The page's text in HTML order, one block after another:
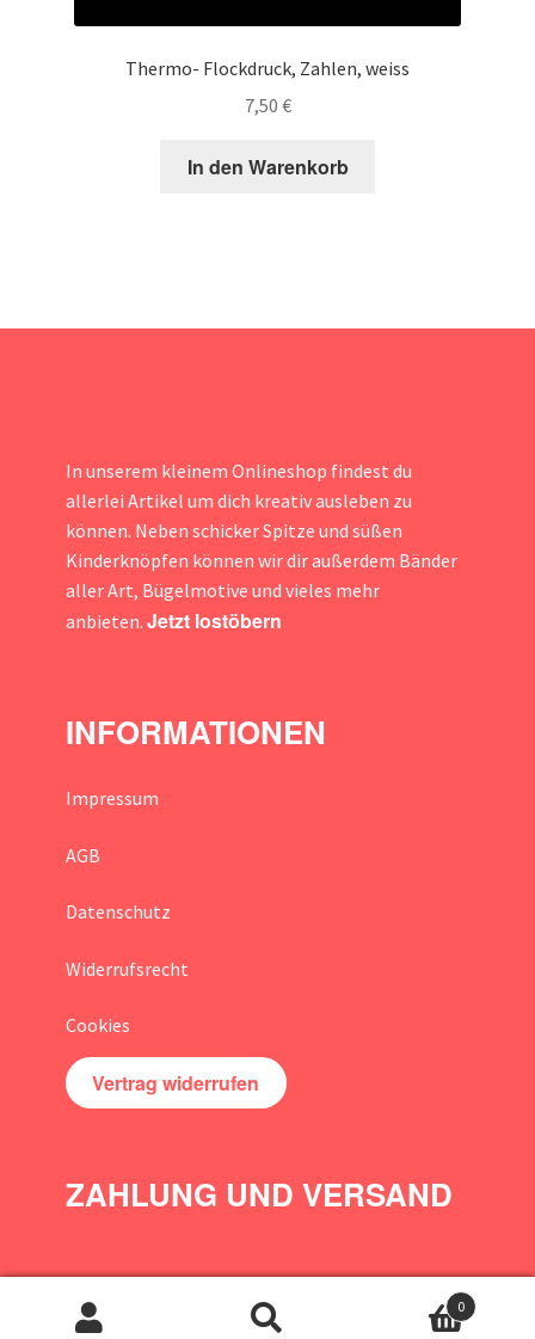
Thermo- Flockdruck, Zahlen, weiss
7,50 €
In den Warenkorb
In unserem kleinem Onlineshop findest du
allerlei Artikel um dich kreativ ausleben zu
können. Neben schicker Spitze und süßen
Kinderknöpfen können wir dir außerdem Bänder
aller Art, Bügelmotive und vieles mehr
anbieten. Jetzt lostöbern
INFORMATIONEN
Impressum
AGB
Datenschutz
Widerrufsrecht
Cookies
Vertrag widerrufen
ZAHLUNG UND VERSAND
Suchen
0